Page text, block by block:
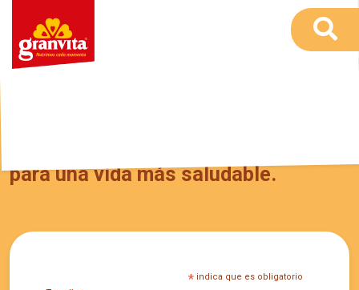
para una vida más saludable.
*indica que es obligatorio